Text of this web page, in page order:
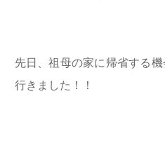
先日、祖母の家に帰省する
行きました！！